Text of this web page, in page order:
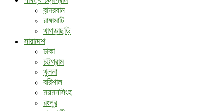
বান্দরবান
রাঙ্গামাটি
খাগড়াছড়ি
সারাদেশ
ঢাকা
চট্টগ্রাম
খুলনা
বরিশাল
ময়মনসিংহ
রংপুর